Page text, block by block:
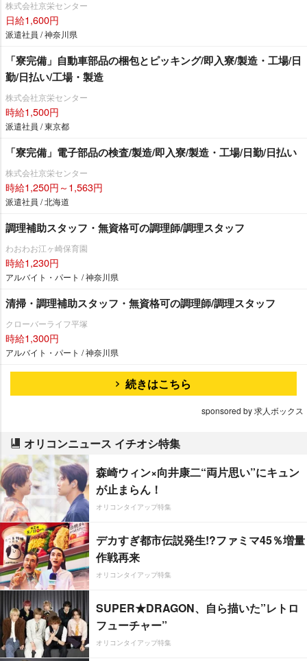
株式会社京栄センター
日給1,600円
派遣社員 / 神奈川県
「寮完備」自動車部品の梱包とピッキング/即入寮/製造・工場/日
勤/日払い/工場・製造
株式会社京栄センター
時給1,500円
派遣社員 / 東京都
「寮完備」電子部品の検査/製造/即入寮/製造・工場/日勤/日払い
株式会社京栄センター
時給1,250円～1,563円
派遣社員 / 北海道
調理補助スタッフ・無資格可の調理師/調理スタッフ
わおわお江ヶ崎保育園
時給1,230円
アルバイト・パート / 神奈川県
清掃・調理補助スタッフ・無資格可の調理師/調理スタッフ
クローバーライフ平塚
時給1,300円
アルバイト・パート / 神奈川県
続きはこちら
sponsored by 求人ボックス
オリコンニュース イチオシ特集
森崎ウィン×向井康二“両片思い”にキュン
が止まらん！
オリコンタイアップ特集
デカすぎ都市伝説発生!?ファミマ45％増量
作戦再来
オリコンタイアップ特集
SUPER★DRAGON、自ら描いた”レトロ
フューチャー”
オリコンタイアップ特集